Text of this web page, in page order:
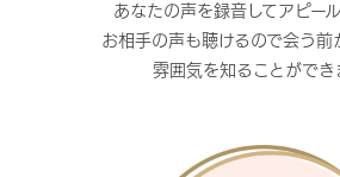
あなたの声を録音してアピール
お相手の声も聴けるので会う前
雰囲気を知ることができ